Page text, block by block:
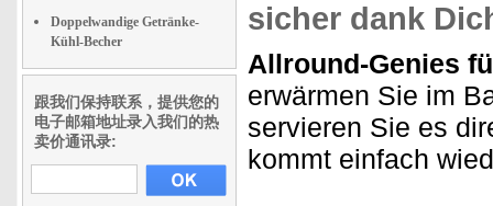
Doppelwandige Getränke-
Kühl-Becher
跟我们保持联系，提供您的
电子邮箱地址录入我们的热
卖价通讯录:
sicher dank
Allround-Genies
erwärmen Sie im
servieren Sie es
kommt einfach